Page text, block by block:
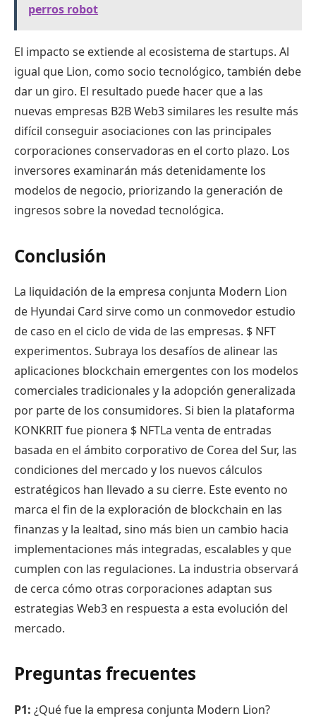
perros robot
El impacto se extiende al ecosistema de startups. Al
igual que Lion, como socio tecnológico, también debe
dar un giro. El resultado puede hacer que a las
nuevas empresas B2B Web3 similares les resulte más
difícil conseguir asociaciones con las principales
corporaciones conservadoras en el corto plazo. Los
inversores examinarán más detenidamente los
modelos de negocio, priorizando la generación de
ingresos sobre la novedad tecnológica.
Conclusión
La liquidación de la empresa conjunta Modern Lion
de Hyundai Card sirve como un conmovedor estudio
de caso en el ciclo de vida de las empresas. $ NFT
experimentos. Subraya los desafíos de alinear las
aplicaciones blockchain emergentes con los modelos
comerciales tradicionales y la adopción generalizada
por parte de los consumidores. Si bien la plataforma
KONKRIT fue pionera $ NFTLa venta de entradas
basada en el ámbito corporativo de Corea del Sur, las
condiciones del mercado y los nuevos cálculos
estratégicos han llevado a su cierre. Este evento no
marca el fin de la exploración de blockchain en las
finanzas y la lealtad, sino más bien un cambio hacia
implementaciones más integradas, escalables y que
cumplen con las regulaciones. La industria observará
de cerca cómo otras corporaciones adaptan sus
estrategias Web3 en respuesta a esta evolución del
mercado.
Preguntas frecuentes
P1: ¿Qué fue la empresa conjunta Modern Lion?